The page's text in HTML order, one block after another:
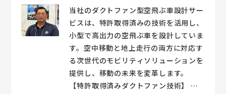
当社のダクトファン型空飛ぶ車設計サー
ビスは、特許取得済みの技術を活用し、
小型で高出力の空飛ぶ車を設計していま
す。空中移動と地上走行の両方に対応す
る次世代のモビリティソリューションを
提供し、移動の未来を変革します。
【特許取得済みダクトファン技術】 特